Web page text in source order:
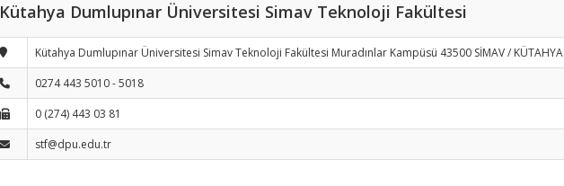
Kütahya Dumlupınar Üniversitesi Simav Teknoloji Fakültesi
Kütahya Dumlupınar Üniversitesi Simav Teknoloji Fakültesi Muradınlar Kampüsü 43500 SİMAV / KÜTAHYA
0274 443 5010 - 5018
0 (274) 443 03 81
stf@dpu.edu.tr